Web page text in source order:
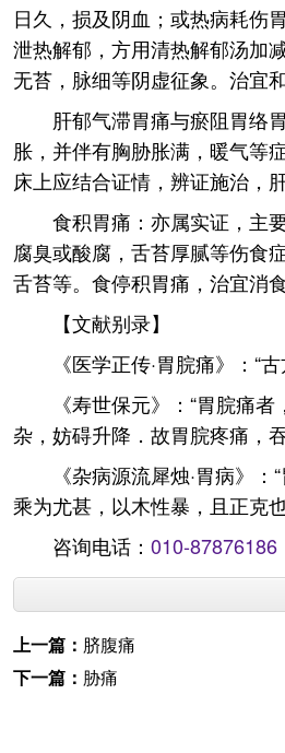
日久，损及阴血；或热病耗伤
泄热解郁，方用清热解郁汤加
无苔，脉细等阴虚征象。治宜
肝郁气滞胃痛与瘀阻胃络
胀，并伴有胸胁胀满，暖气等
床上应结合证情，辨证施治，
食积胃痛：亦属实证，主
腐臭或酸腐，舌苔厚腻等伤食
舌苔等。食停积胃痛，治宜消
【文献别录】
《医学正传·胃脘痛》：
《寿世保元》：“胃脘痛
杂，妨碍升降．故胃脘疼痛，
《杂病源流犀烛·胃病》
乘为尤甚，以木性暴，且正克
咨询电话： 010-87876186
上一篇： 脐腹痛
下一篇： 胁痛